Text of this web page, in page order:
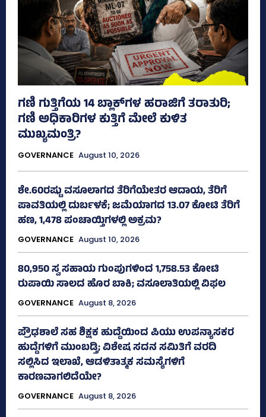
ಗಣಿ ಗುತ್ತಿಗೆಯ 14 ಬ್ಲಾಕ್‌ಗಳ ಹರಾಜಿಗೆ ತರಾತುರಿ;
ಗಣಿ ಅಧಿಕಾರಿಗಳ ಕುತ್ತಿಗೆ ಮೇಲೆ ಕುಳಿತ
ಮುಖ್ಯಮಂತ್ರಿ?
GOVERNANCE August 10, 2026
ಶೇ.60ರಷ್ಟು ವಸೂಲಾಗದ ತೆರಿಗೆಯೇತರ ಆದಾಯ, ತೆರಿಗೆ
ಪಾವತಿಯಲ್ಲಿ ದುರ್ಬಳಕೆ; ಜಮೆಯಾಗದ 13.07 ಕೋಟಿ ತೆರಿಗೆ
ಹಣ, 1,478 ಪಂಚಾಯ್ತಿಗಳಲ್ಲಿ ಅಕ್ರಮ?
GOVERNANCE August 10, 2026
80,950 ಸ್ವ ಸಹಾಯ ಗುಂಪುಗಳಿಂದ 1,758.53 ಕೋಟಿ
ರುಪಾಯಿ ಸಾಲದ ಹೊರ ಬಾಕಿ; ವಸೂಲಾತಿಯಲ್ಲಿ ವಿಫಲ
GOVERNANCE August 8, 2026
ಪ್ರೌಢಶಾಲೆ ಸಹ ಶಿಕ್ಷಕ ಹುದ್ದೆಯಿಂದ ಪಿಯು ಉಪನ್ಯಾಸಕರ
ಹುದ್ದೆಗಳಿಗೆ ಮುಂಬಡ್ತಿ; ವಿಶೇಷ ಸದನ ಸಮಿತಿಗೆ ವರದಿ
ಸಲ್ಲಿಸಿದ ಇಲಾಖೆ, ಆಡಳಿತಾತ್ಮಕ ಸಮಸ್ಯೆಗಳಿಗೆ
ಕಾರಣವಾಗಲಿದೆಯೇ?
GOVERNANCE August 8, 2026